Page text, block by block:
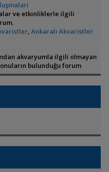
ve etkinliklerle ilgili
, Ankaralı Akvaristler
akvaryumla ilgili olmayan
bulunduğu forum